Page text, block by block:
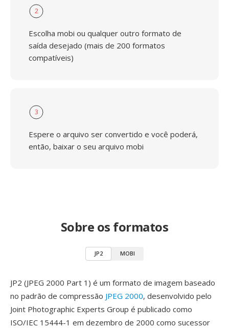
2
Escolha mobi ou qualquer outro formato de
saída desejado (mais de 200 formatos
compatíveis)
3
Espere o arquivo ser convertido e você poderá,
então, baixar o seu arquivo mobi
Sobre os formatos
JP2 MOBI
JP2 (JPEG 2000 Part 1) é um formato de imagem baseado
no padrão de compressão JPEG 2000, desenvolvido pelo
Joint Photographic Experts Group é publicado como
ISO/IEC 15444-1 em dezembro de 2000 como sucessor